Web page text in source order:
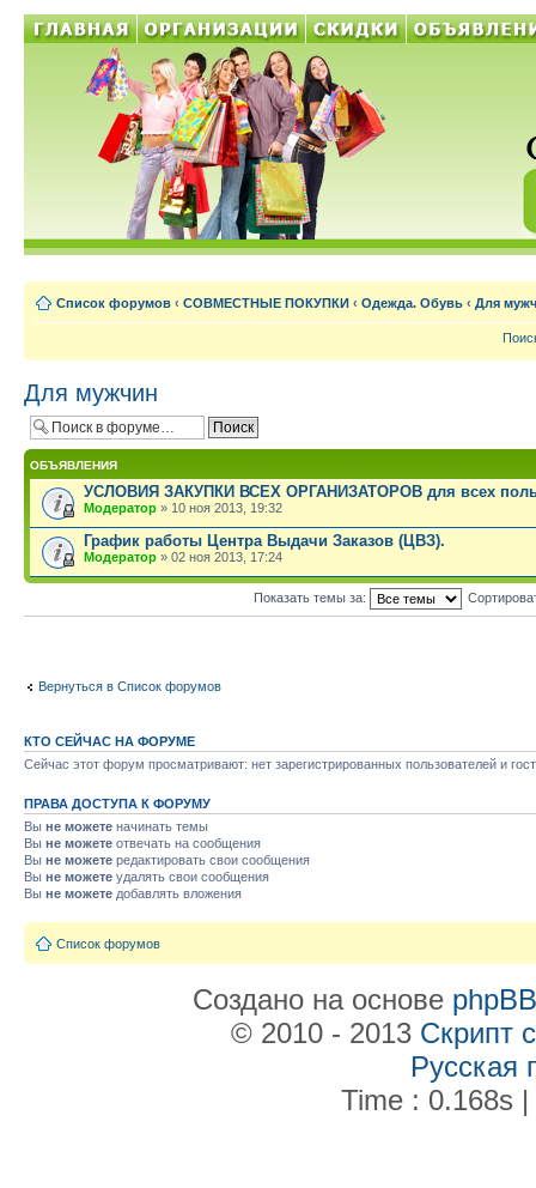
Список форумов ‹ СОВМЕСТНЫЕ ПОКУПКИ ‹ Одежда. Обувь ‹ Для
Для мужчин
ОБЪЯВЛЕНИЯ
УСЛОВИЯ ЗАКУПКИ ВСЕХ ОРГАНИЗАТОРОВ для всех
Модератор » 10 ноя 2013, 19:32
График работы Центра Выдачи Заказов (ЦВЗ).
Модератор » 02 ноя 2013, 17:24
Показать темы за:
Вернуться в Список форумов
КТО СЕЙЧАС НА ФОРУМЕ
Сейчас этот форум просматривают: нет зарегистрированных пользователей и
ПРАВА ДОСТУПА К ФОРУМУ
Вы не можете начинать темы
Вы не можете отвечать на сообщения
Вы не можете редактировать свои сообщения
Вы не можете удалять свои сообщения
Вы не можете добавлять вложения
Список форумов
Создано на основе phpBB
© 2010 - 2013 Скрипт
Русская
Time : 0.168s